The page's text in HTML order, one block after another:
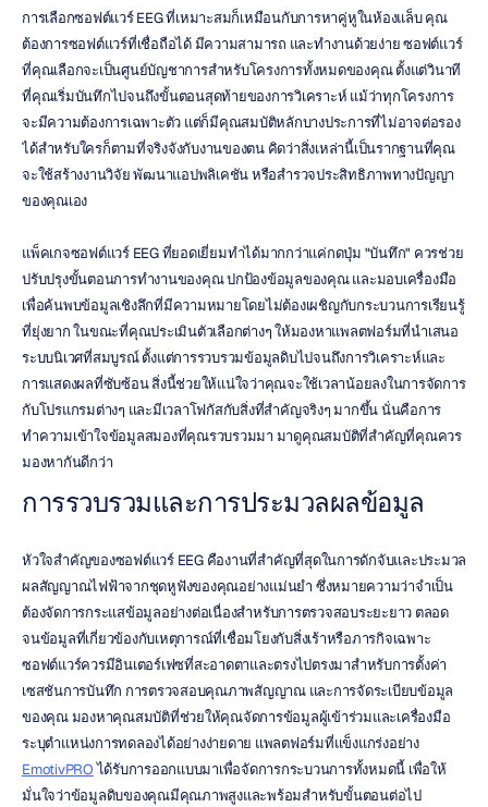
การเลือกซอฟต์แวร์ EEG ที่เหมาะสมก็เหมือนกับการหาคู่หูในห้องแล็บ คุณ
ต้องการซอฟต์แวร์ที่เชื่อถือได้ มีความสามารถ และทำงานด้วยง่าย ซอฟต์แวร์
ที่คุณเลือกจะเป็นศูนย์บัญชาการสำหรับโครงการทั้งหมดของคุณ ตั้งแต่วินาที
ที่คุณเริ่มบันทึกไปจนถึงขั้นตอนสุดท้ายของการวิเคราะห์ แม้ว่าทุกโครงการ
จะมีความต้องการเฉพาะตัว แต่ก็มีคุณสมบัติหลักบางประการที่ไม่อาจต่อรอง
ได้สำหรับใครก็ตามที่จริงจังกับงานของตน คิดว่าสิ่งเหล่านี้เป็นรากฐานที่คุณ
จะใช้สร้างงานวิจัย พัฒนาแอปพลิเคชัน หรือสำรวจประสิทธิภาพทางปัญญา
ของคุณเอง
แพ็คเกจซอฟต์แวร์ EEG ที่ยอดเยี่ยมทำได้มากกว่าแค่กดปุ่ม "บันทึก" ควรช่วย
ปรับปรุงขั้นตอนการทำงานของคุณ ปกป้องข้อมูลของคุณ และมอบเครื่องมือ
เพื่อค้นพบข้อมูลเชิงลึกที่มีความหมายโดยไม่ต้องเผชิญกับกระบวนการเรียนรู้
ที่ยุ่งยาก ในขณะที่คุณประเมินตัวเลือกต่างๆ ให้มองหาแพลตฟอร์มที่นำเสนอ
ระบบนิเวศที่สมบูรณ์ ตั้งแต่การรวบรวมข้อมูลดิบไปจนถึงการวิเคราะห์และ
การแสดงผลที่ซับซ้อน สิ่งนี้ช่วยให้แน่ใจว่าคุณจะใช้เวลาน้อยลงในการจัดการ
กับโปรแกรมต่างๆ และมีเวลาโฟกัสกับสิ่งที่สำคัญจริงๆ มากขึ้น นั่นคือการ
ทำความเข้าใจข้อมูลสมองที่คุณรวบรวมมา มาดูคุณสมบัติที่สำคัญที่คุณควร
มองหากันดีกว่า
การรวบรวมและการประมวลผลข้อมูล
หัวใจสำคัญของซอฟต์แวร์ EEG คืองานที่สำคัญที่สุดในการดักจับและประมวล
ผลสัญญาณไฟฟ้าจากชุดหูฟังของคุณอย่างแม่นยำ ซึ่งหมายความว่าจำเป็น
ต้องจัดการกระแสข้อมูลอย่างต่อเนื่องสำหรับการตรวจสอบระยะยาว ตลอด
จนข้อมูลที่เกี่ยวข้องกับเหตุการณ์ที่เชื่อมโยงกับสิ่งเร้าหรือภารกิจเฉพาะ
ซอฟต์แวร์ควรมีอินเตอร์เฟซที่สะอาดตาและตรงไปตรงมาสำหรับการตั้งค่า
เซสชันการบันทึก การตรวจสอบคุณภาพสัญญาณ และการจัดระเบียบข้อมูล
ของคุณ มองหาคุณสมบัติที่ช่วยให้คุณจัดการข้อมูลผู้เข้าร่วมและเครื่องมือ
ระบุตำแหน่งการทดลองได้อย่างง่ายดาย แพลตฟอร์มที่แข็งแกร่งอย่าง
EmotivPRO ได้รับการออกแบบมาเพื่อจัดการกระบวนการทั้งหมดนี้ เพื่อให้
มั่นใจว่าข้อมูลดิบของคุณมีคุณภาพสูงและพร้อมสำหรับขั้นตอนต่อไป